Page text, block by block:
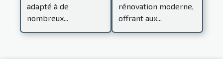
adapté à de
nombreux...
rénovation moderne,
offrant aux...